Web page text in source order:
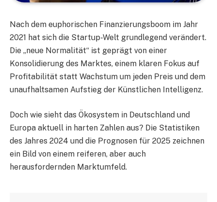
Nach dem euphorischen Finanzierungsboom im Jahr
2021 hat sich die Startup-Welt grundlegend verändert.
Die „neue Normalität“ ist geprägt von einer
Konsolidierung des Marktes, einem klaren Fokus auf
Profitabilität statt Wachstum um jeden Preis und dem
unaufhaltsamen Aufstieg der Künstlichen Intelligenz.
Doch wie sieht das Ökosystem in Deutschland und
Europa aktuell in harten Zahlen aus? Die Statistiken
des Jahres 2024 und die Prognosen für 2025 zeichnen
ein Bild von einem reiferen, aber auch
herausfordernden Marktumfeld.